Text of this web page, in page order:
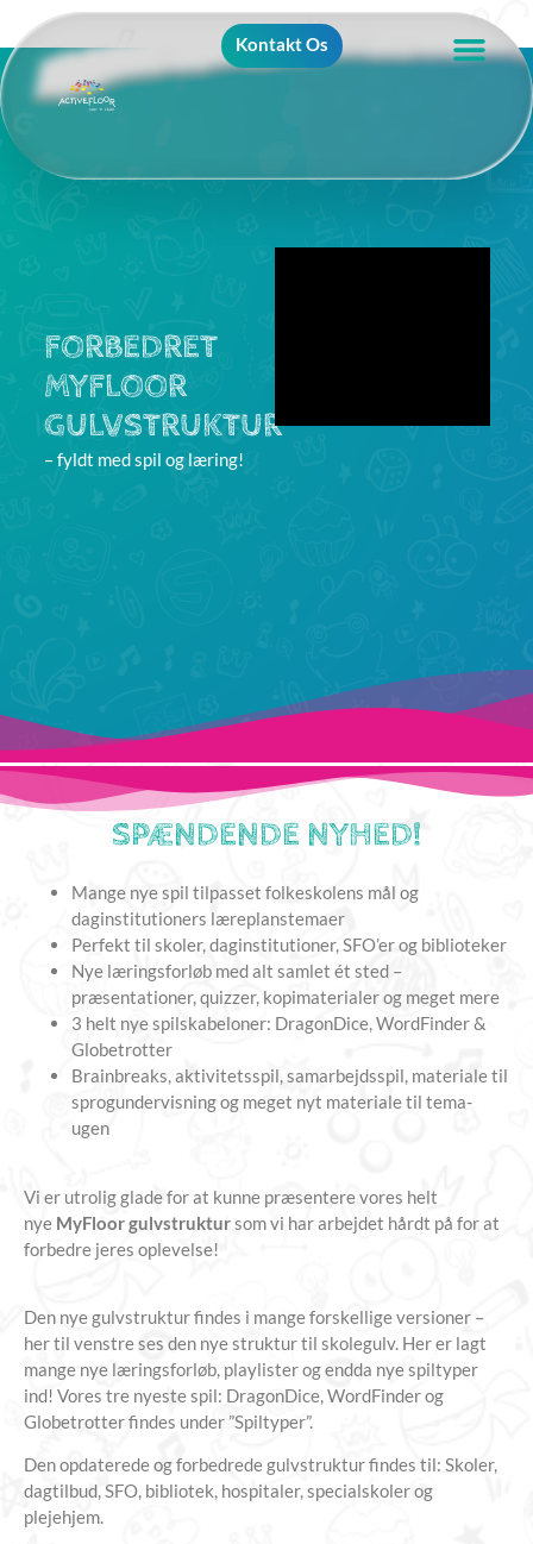
Kontakt Os
FORBEDRET
MYFLOOR
GULVSTRUKTUR
– fyldt med spil og læring!
SPÆNDENDE NYHED!
Mange nye spil tilpasset folkeskolens mål og
daginstitutioners læreplanstemaer
Perfekt til skoler, daginstitutioner, SFO’er og biblioteker
Nye læringsforløb med alt samlet ét sted –
præsentationer, quizzer, kopimaterialer og meget mere
3 helt nye spilskabeloner: DragonDice, WordFinder &
Globetrotter
Brainbreaks, aktivitetsspil, samarbejdsspil, materiale til
sprogundervisning og meget nyt materiale til tema-
ugen
Vi er utrolig glade for at kunne præsentere vores helt
nye MyFloor gulvstruktursom vi har arbejdet hårdt på for at
forbedre jeres oplevelse!
Den nye gulvstruktur findes i mange forskellige versioner –
her til venstre ses den nye struktur til skolegulv. Her er lagt
mange nye læringsforløb, playlister og endda nye spiltyper
ind! Vores tre nyeste spil: DragonDice, WordFinder og
Globetrotter findes under ”Spiltyper”.
Den opdaterede og forbedrede gulvstruktur findes til: Skoler,
dagtilbud, SFO, bibliotek, hospitaler, specialskoler og
plejehjem.